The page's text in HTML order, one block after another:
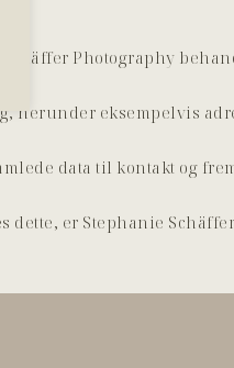
Photography
herunder eksempelvis
data til kontakt og
dette, er Stephanie